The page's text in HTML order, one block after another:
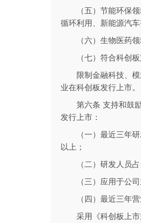
（五）节能环保
循环利用、新能源汽
（六）生物医药
（七）符合科创
限制金融科技、
业在科创板发行上市。
第六条 支持和鼓
发行上市：
（一）最近三年
以上；
（二）研发人员
（三）应用于公
（四）最近三年
采用《科创板上